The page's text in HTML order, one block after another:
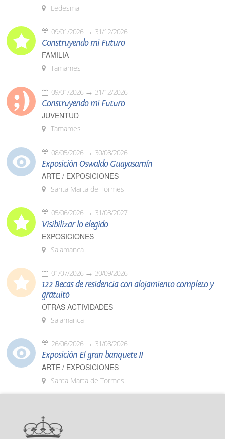
Ledesma
09/01/2026 31/12/2026
Construyendo mi Futuro
FAMILIA
Tamames
09/01/2026 31/12/2026
Construyendo mi Futuro
JUVENTUD
Tamames
08/05/2026 30/08/2026
Exposición Oswaldo Guayasamín
ARTE / EXPOSICIONES
Santa Marta de Tormes
05/06/2026 31/03/2027
Visibilizar lo elegido
EXPOSICIONES
Salamanca
01/07/2026 30/09/2026
122 Becas de residencia con alojamiento completo y
gratuito
OTRAS ACTIVIDADES
Salamanca
26/06/2026 31/08/2026
Exposición El gran banquete II
ARTE / EXPOSICIONES
Santa Marta de Tormes